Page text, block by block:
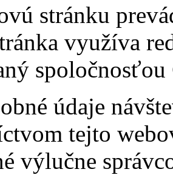
stránku
využíva
údaje
tejto
výlučne